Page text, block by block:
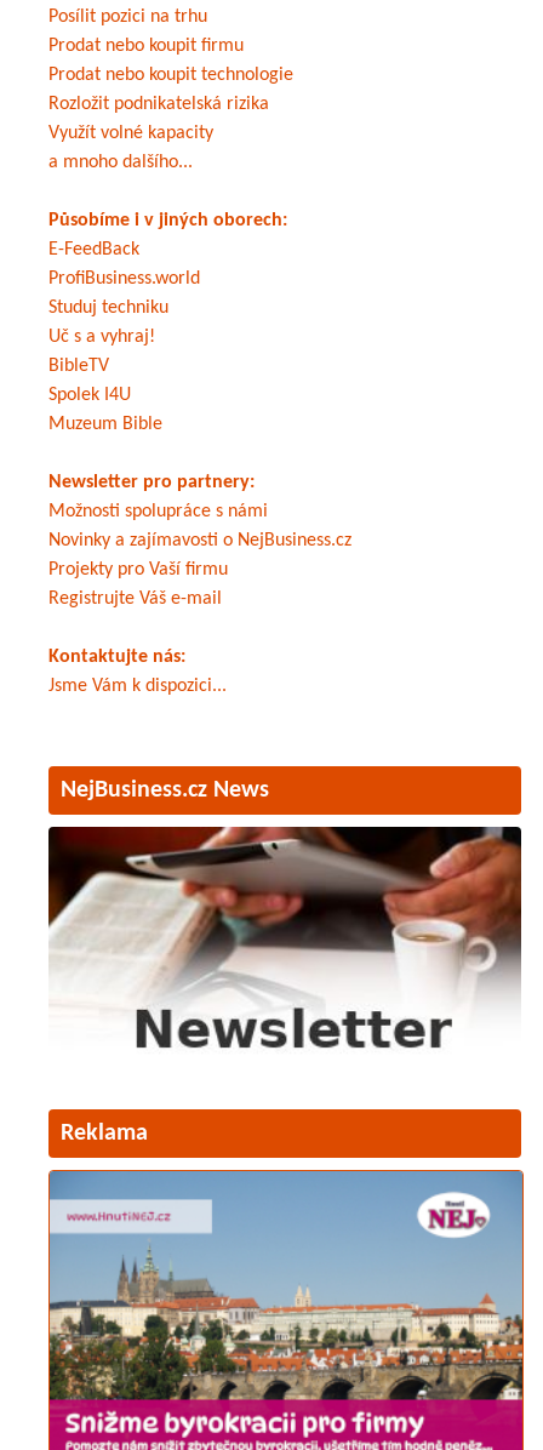
Posílit pozici na trhu
Prodat nebo koupit firmu
Prodat nebo koupit technologie
Rozložit podnikatelská rizika
Využít volné kapacity
a mnoho dalšího...
Působíme i v jiných oborech:
E-FeedBack
ProfiBusiness.world
Studuj techniku
Uč s a vyhraj!
BibleTV
Spolek I4U
Muzeum Bible
Newsletter pro partnery:
Možnosti spolupráce s námi
Novinky a zajímavosti o NejBusiness.cz
Projekty pro Vaší firmu
Registrujte Váš e-mail
Kontaktujte nás:
Jsme Vám k dispozici...
NejBusiness.cz News
Reklama